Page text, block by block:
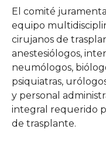
El comité
equipo
cirujanos de
anestesiólogos,
neumólogos,
psiquiatras,
y personal
integral requerido
de trasplante.